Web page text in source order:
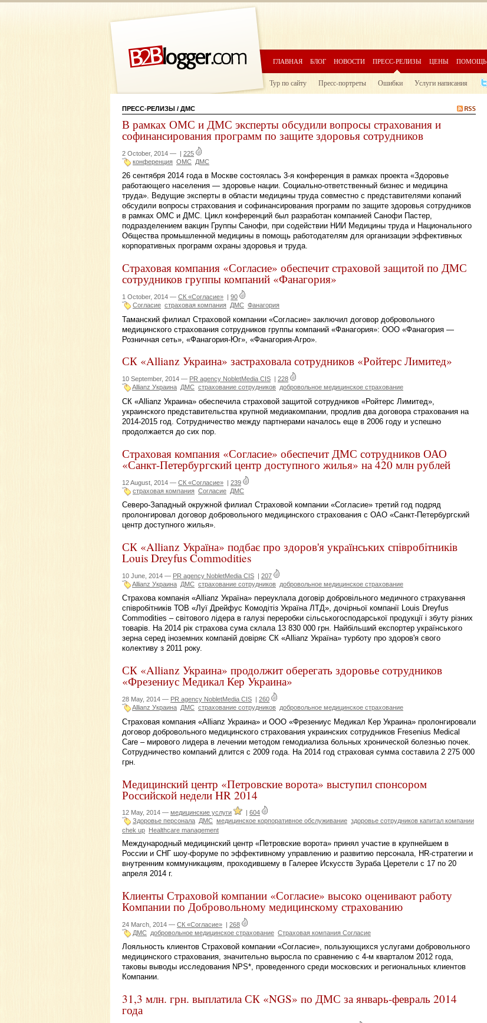
ГЛАВНАЯ БЛОГ НОВОСТИ ПРЕСС-РЕЛИЗЫ ЦЕНЫ ПОМОЩЬ
Тур по сайту Пресс-портреты Ошибки Услуги написания
ПРЕСС-РЕЛИЗЫ / ДМС
В рамках ОМС и ДМС эксперты обсудили вопросы страхования и
софинансирования программ по защите здоровья сотрудников
2 October, 2014 — | 225
конференция ОМС ДМС
26 сентября 2014 года в Москве состоялась 3-я конференция в рамках проекта «Здоровье
работающего населения — здоровье нации. Социально-ответственный бизнес и медицина
труда». Ведущие эксперты в области медицины труда совместно с представителями копаний
обсудили вопросы страхования и софинансирования программ по защите здоровья сотрудников
в рамках ОМС и ДМС. Цикл конференций был разработан компанией Санофи Пастер,
подразделением вакцин Группы Санофи, при содействии НИИ Медицины труда и Национального
Общества промышленной медицины в помощь работодателям для организации эффективных
корпоративных программ охраны здоровья и труда.
Страховая компания «Согласие» обеспечит страховой защитой по ДМС
сотрудников группы компаний «Фанагория»
1 October, 2014 — СК «Согласие» | 90
Согласие страховая компания ДМС Фанагория
Таманский филиал Страховой компании «Согласие» заключил договор добровольного
медицинского страхования сотрудников группы компаний «Фанагория»: ООО «Фанагория —
Розничная сеть», «Фанагория-Юг», «Фанагория-Агро».
СК «Allianz Украина» застраховала сотрудников «Ройтерс Лимитед»
10 September, 2014 — PR agency NobletMedia CIS
228
Allianz Украина ДМС страхование сотрудников добровольное медицинское страхование
СК «Allianz Украина» обеспечила страховой защитой сотрудников «Ройтерс Лимитед»,
украинского представительства крупной медиакомпании, продлив два договора страхования на
2014-2015 год. Сотрудничество между партнерами началось еще в 2006 году и успешно
продолжается до сих пор.
Страховая компания «Согласие» обеспечит ДМС сотрудников ОАО
«Санкт-Петербургский центр доступного жилья» на 420 млн рублей
12 August, 2014 — СК «Согласие» | 239
страховая компания Согласие ДМС
Северо-Западный окружной филиал Страховой компании «Согласие» третий год подряд
пролонгировал договор добровольного медицинского страхования с ОАО «Санкт-Петербургский
центр доступного жилья».
СК «Allianz Україна» подбає про здоров'я українських співробітників
Louis Dreyfus Commodities
10 June, 2014 — PR agency NobletMedia CIS | 207
Allianz Украина ДМС страхование сотрудников добровольное медицинское страхование
Страхова компанія «Allianz Україна» переуклала договір добровільного медичного страхування
співробітників ТОВ «Луї Дрейфус Комодітіз Україна ЛТД», дочірньої компанії Louis Dreyfus
Commodities – світового лідера в галузі переробки сільськогосподарської продукції і збуту різних
товарів. На 2014 рік страхова сума склала 13 830 000 грн. Найбільший експортер українського
зерна серед іноземних компаній довіряє СК «Allianz Україна» турботу про здоров'я свого
колективу з 2011 року.
СК «Allianz Украина» продолжит оберегать здоровье сотрудников
«Фрезениус Медикал Кер Украина»
28 May, 2014 — PR agency NobletMedia CIS | 260
Allianz Украина ДМС страхование сотрудников добровольное медицинское страхование
Страховая компания «Allianz Украина» и ООО «Фрезениус Медикал Кер Украина» пролонгировали
договор добровольного медицинского страхования украинских сотрудников Fresenius Medical
Care – мирового лидера в лечении методом гемодиализа больных хронической болезнью почек.
Сотрудничество компаний длится с 2009 года. На 2014 год страховая сумма составила 2 275 000
грн.
Медицинский центр «Петровские ворота» выступил спонсором
Российской недели HR 2014
12 May, 2014 — медицинские услуги
604
Здоровье персонала ДМС медицинское корпоративное обслуживание здоровье сотрудников капитал компании
chek up
Healthcare management
Международный медицинский центр «Петровские ворота» принял участие в крупнейшем в
России и СНГ шоу-форуме по эффективному управлению и развитию персонала, HR-стратегии и
внутренним коммуникациям, проходившему в Галерее Искусств Зураба Церетели с 17 по 20
апреля 2014 г.
Клиенты Страховой компании «Согласие» высоко оценивают работу
Компании по Добровольному медицинскому страхованию
24 March, 2014 — СК «Согласие» | 268
ДМС добровольное медицинское страхование Страховая компания Согласие
Лояльность клиентов Страховой компании «Согласие», пользующихся услугами добровольного
медицинского страхования, значительно выросла по сравнению с 4-м кварталом 2012 года,
таковы выводы исследования NPS*, проведенного среди московских и региональных клиентов
Компании.
31,3 млн. грн. выплатила СК «NGS» по ДМС за январь-февраль 2014
года